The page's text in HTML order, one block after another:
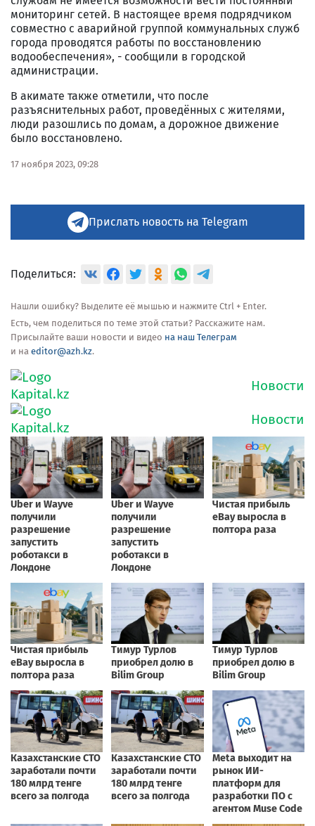
мониторинг сетей. В настоящее время подрядчиком
совместно с аварийной группой коммунальных служб
города проводятся работы по восстановлению
водообеспечения», - сообщили в городской
администрации.
В акимате также отметили, что после
разъяснительных работ, проведённых с жителями,
люди разошлись по домам, а дорожное движение
было восстановлено.
17 ноября 2023, 09:28
Прислать новость на Telegram
Поделиться:
Нашли ошибку? Выделите её мышью и нажмите Ctrl + Enter.
Есть, чем поделиться по теме этой статьи? Расскажите нам.
Присылайте ваши новости и видео на наш Телеграм
и на editor@azh.kz.